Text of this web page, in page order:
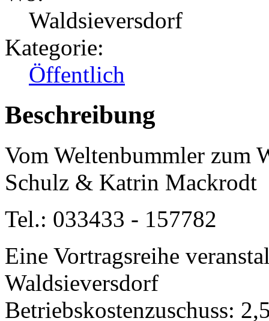
Waldsieversdorf
Kategorie:
Öffentlich
Beschreibung
Vom Weltenbummler zum
Schulz & Katrin Mackrodt
Tel.: 033433 - 157782
Eine Vortragsreihe
Waldsieversdorf
Betriebskostenzuschuss: